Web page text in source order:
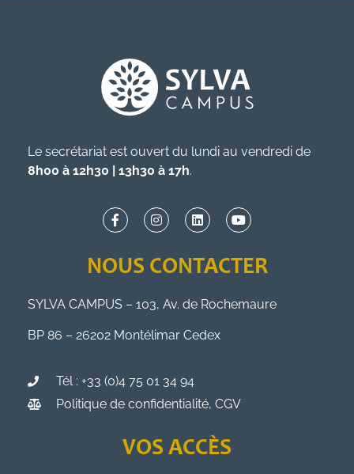
Le secrétariat est ouvert du lundi au vendredi de
8h00 à 12h30 | 13h30 à 17h.
NOUS CONTACTER
SYLVA CAMPUS – 103, Av. de Rochemaure
BP 86 – 26202 Montélimar Cedex
Tél : +33 (0)4 75 01 34 94
Politique de confidentialité, CGV
VOS ACCÈS